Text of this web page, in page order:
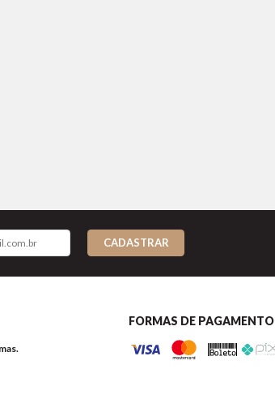
CADASTRAR
FORMAS DE PAGAMENTO